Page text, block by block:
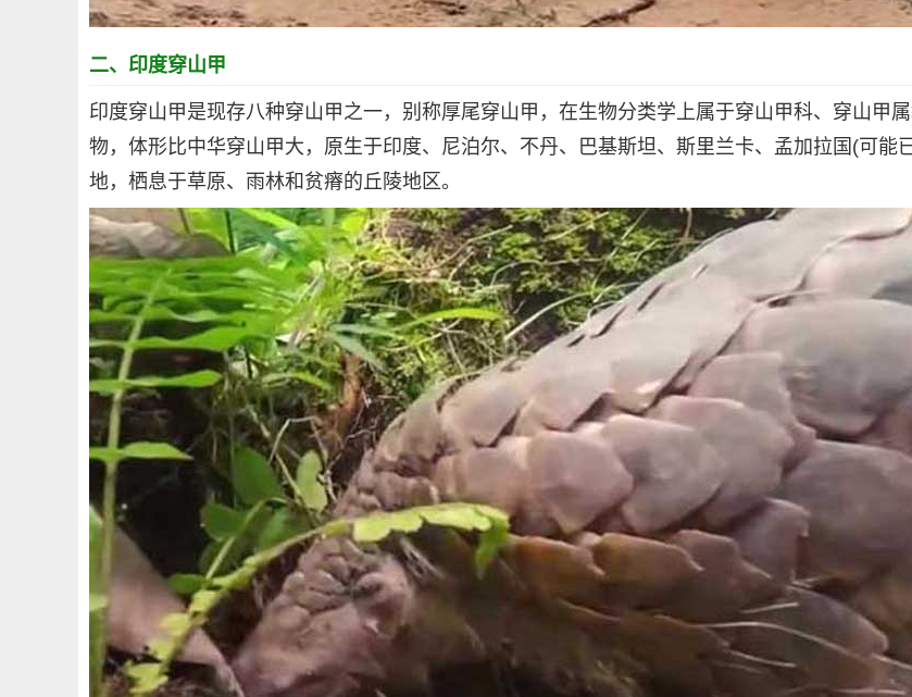
二、印度穿山甲
印度穿山甲是现存八种穿山甲之一，别称厚尾穿山甲，在生物分类学上属于穿山甲科、穿山甲
物，体形比中华穿山甲大，原生于印度、尼泊尔、不丹、巴基斯坦、斯里兰卡、孟加拉国(可能
地，栖息于草原、雨林和贫瘠的丘陵地区。